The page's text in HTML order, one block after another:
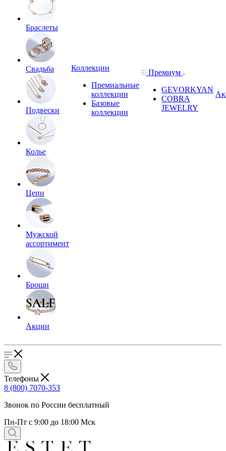
Браслеты
Свадьба
Подвески
Колье
Цепи
Мужской
ассортимент
Броши
Акции
Коллекции
Премиальные
коллекции
Базовые
коллекции
Премиум
GEVORKYAN
COBRA
JEWELRY
Телефоны
8 (800) 7070-353
Звонок по России бесплатный
Пн-Пт с 9:00 до 18:00 Мск